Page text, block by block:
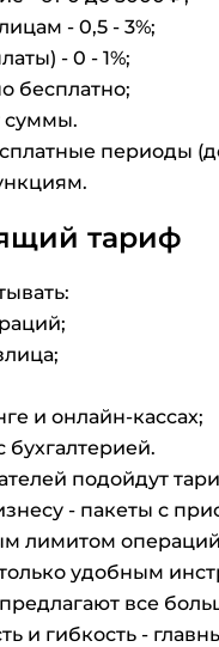
- 0,5 - 3%;
- 0 - 1%;
суммы.
периоды
тариф
и онлайн-кассах;
подойдут
- пакеты с
лимитом
удобным
все
и гибкость -